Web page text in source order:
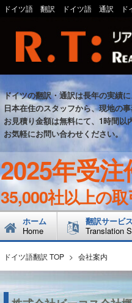
ドイツ語 翻訳 ドイツ語 通訳 ドイ
ドイツの翻訳・通訳は長年の実績
日本在住のスタッフから、現地の
お見積り金額は無料にて、1時間以
お気軽にお問い合わせください。
2025年受注
35,000社以上の取
ホーム
Home
翻訳サービス
Translation
ドイツ語翻訳 TOP > 会社案内